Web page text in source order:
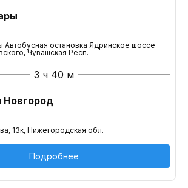
Автобусная остановка Ядринское шоссе
Чувашская Респ.
3 ч 40 м
13к, Нижегородская обл.
Подробнее